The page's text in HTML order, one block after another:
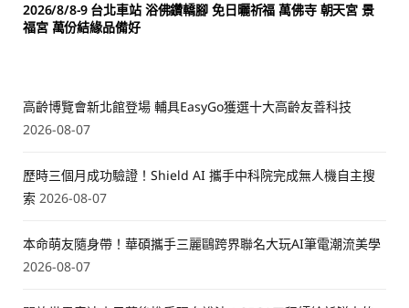
2026/8/8-9 台北車站 浴佛鑽轎腳 免日曬祈福 萬佛寺 朝天宮 景
福宮 萬份結緣品備好
高齡博覽會新北館登場 輔具EasyGo獲選十大高齡友善科技
2026-08-07
歷時三個月成功驗證！Shield AI 攜手中科院完成無人機自主搜
索 2026-08-07
本命萌友隨身帶！華碩攜手三麗鷗跨界聯名大玩AI筆電潮流美學
2026-08-07